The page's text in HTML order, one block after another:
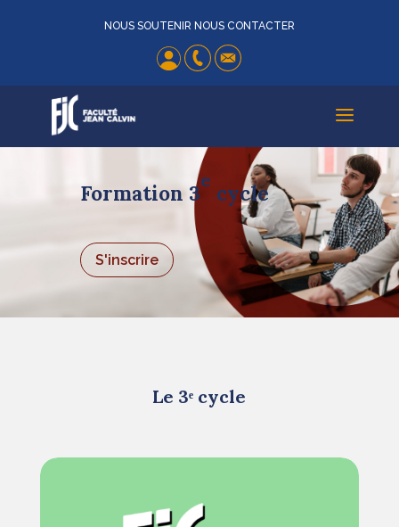
NOUS SOUTENIR NOUS CONTACTER
a
Formation 3
e
cycle
S'inscrire
Le 3ᵉ cycle